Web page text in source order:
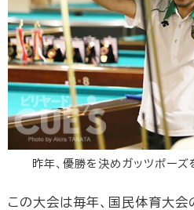
昨年、優勝を決めガッツポーズ
この大会は毎年、国民体育大